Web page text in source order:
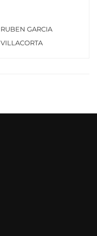
RUBEN GARCIA
VILLACORTA